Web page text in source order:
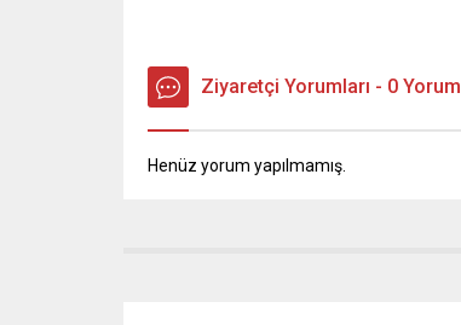
Ziyaretçi Yorumları - 0 Yorum
Henüz yorum yapılmamış.